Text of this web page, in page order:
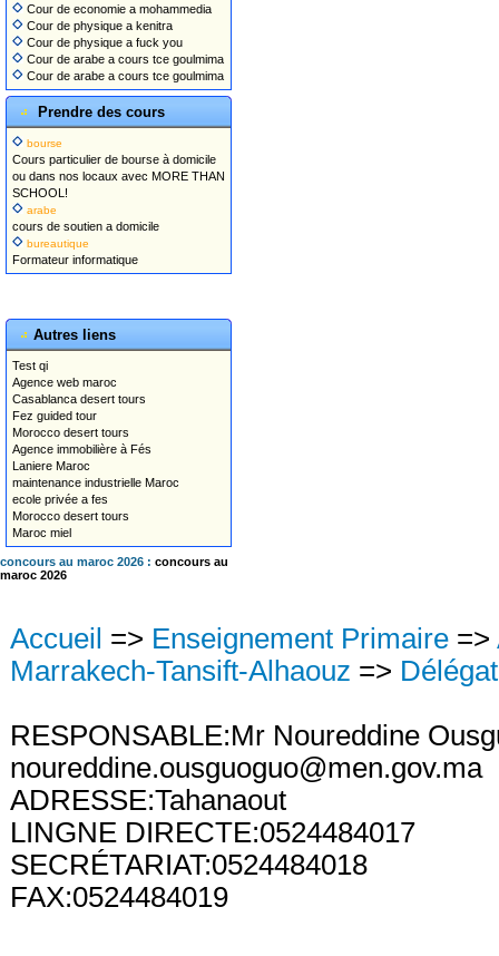
Cour de economie a mohammedia
Cour de physique a kenitra
Cour de physique a fuck you
Cour de arabe a cours tce goulmima
Cour de arabe a cours tce goulmima
Prendre des cours
bourse
Cours particulier de bourse à domicile
ou dans nos locaux avec MORE THAN
SCHOOL!
arabe
cours de soutien a domicile
bureautique
Formateur informatique
Autres liens
Test qi
Agence web maroc
Casablanca desert tours
Fez guided tour
Morocco desert tours
Agence immobilière à Fés
Laniere Maroc
maintenance industrielle Maroc
ecole privée a fes
Morocco desert tours
Maroc miel
concours au maroc 2026 : concours au
maroc 2026
Accueil => Enseignement Primaire =>
Marrakech-Tansift-Alhaouz =>
RESPONSABLE:Mr Noureddine
noureddine.ousguoguo@men.gov.ma
ADRESSE:Tahanaout
LINGNE DIRECTE:0524484017
SECRÉTARIAT:0524484018
FAX:0524484019